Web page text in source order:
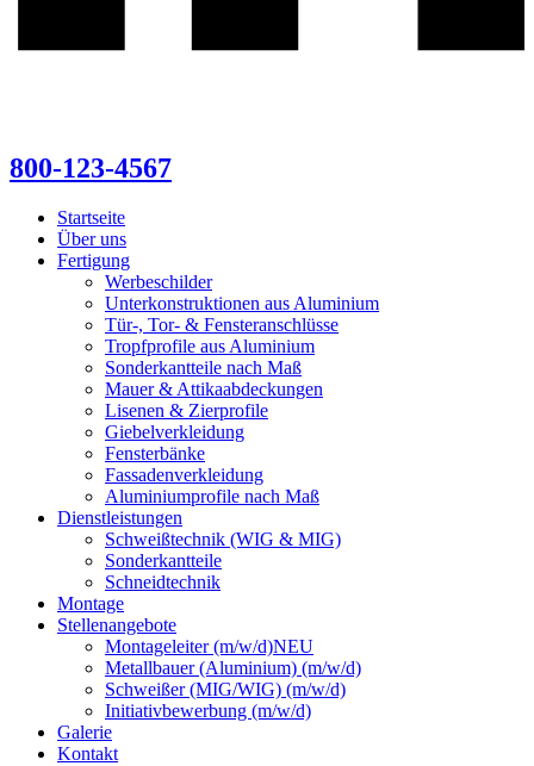
800-123-4567
Startseite
Über uns
Fertigung
Werbeschilder
Unterkonstruktionen aus Aluminium
Tür-, Tor- & Fensteranschlüsse
Tropfprofile aus Aluminium
Sonderkantteile nach Maß
Mauer & Attikaabdeckungen
Lisenen & Zierprofile
Giebelverkleidung
Fensterbänke
Fassadenverkleidung
Aluminiumprofile nach Maß
Dienstleistungen
Schweißtechnik (WIG & MIG)
Sonderkantteile
Schneidtechnik
Montage
Stellenangebote
Montageleiter (m/w/d)NEU
Metallbauer (Aluminium) (m/w/d)
Schweißer (MIG/WIG) (m/w/d)
Initiativbewerbung (m/w/d)
Galerie
Kontakt